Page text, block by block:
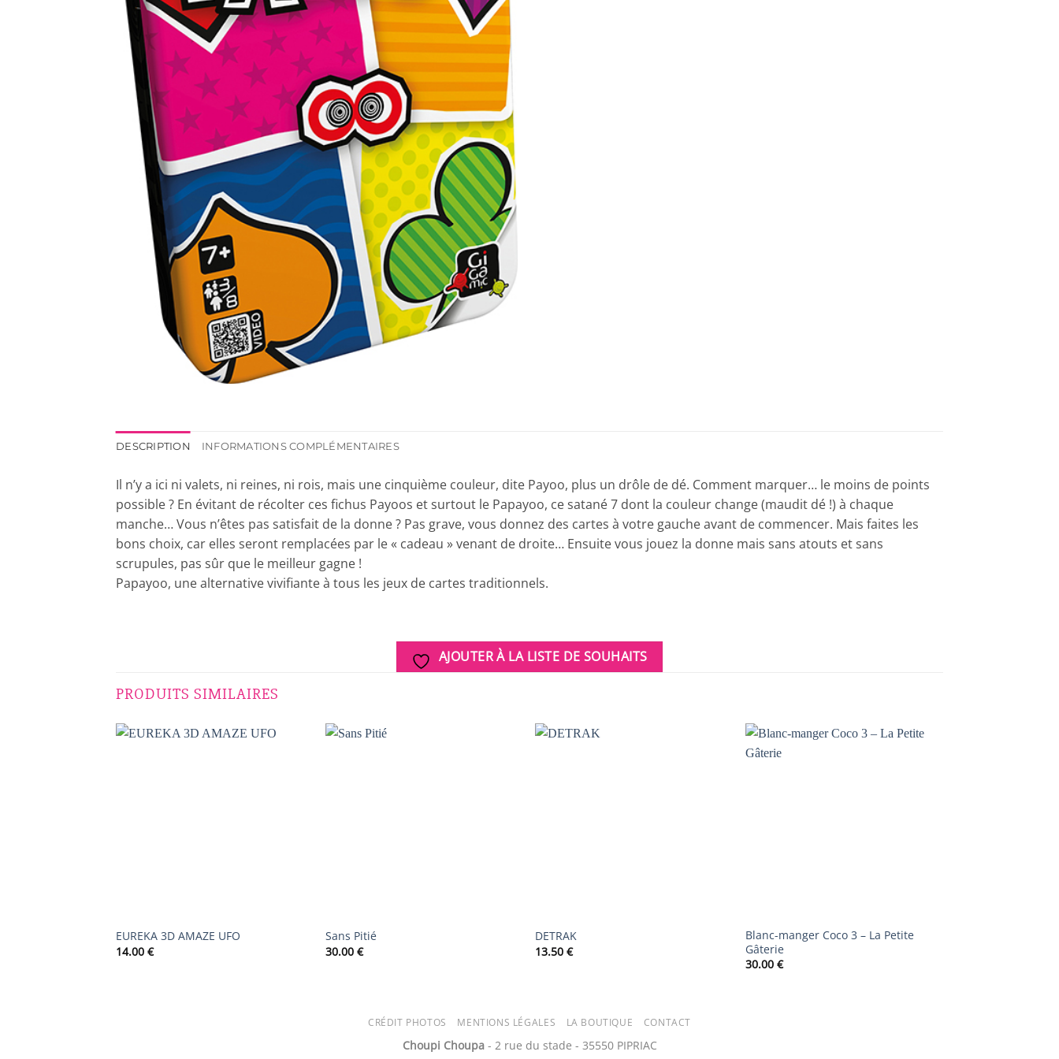
DESCRIPTION INFORMATIONS COMPLÉMENTAIRES
Il n’y a ici ni valets, ni reines, ni rois, mais une cinquième couleur, dite Payoo, plus un drôle de dé. Comment marquer… le moins de points
possible ? En évitant de récolter ces fichus Payoos et surtout le Papayoo, ce satané 7 dont la couleur change (maudit dé !) à chaque
manche… Vous n’êtes pas satisfait de la donne ? Pas grave, vous donnez des cartes à votre gauche avant de commencer. Mais faites les
bons choix, car elles seront remplacées par le « cadeau » venant de droite… Ensuite vous jouez la donne mais sans atouts et sans
scrupules, pas sûr que le meilleur gagne !
Papayoo, une alternative vivifiante à tous les jeux de cartes traditionnels.
AJOUTER À LA LISTE DE SOUHAITS
PRODUITS SIMILAIRES
EUREKA 3D AMAZE UFO
14.00 €
Sans Pitié
30.00€
DETRAK
13.50€
Blanc-manger Coco 3 – La Petite
Gâterie
30.00 €
CRÉDIT PHOTOS MENTIONS LÉGALES LA BOUTIQUE CONTACT
Choupi Choupa- 2 rue du stade - 35550 PIPRIAC